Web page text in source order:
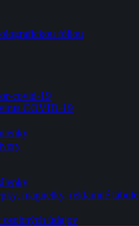
fóliou
covid-19
COVID-19
magnetky, reklamné tabule
osobných údajov